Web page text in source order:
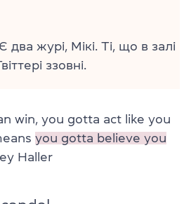
два журі, Мікі. Ті, що в залі
ззовні.
win, you gotta act like you
you gotta believe you
Haller